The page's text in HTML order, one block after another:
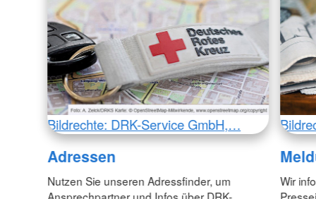
Bildrechte: DRK-Service GmbH,…
Adressen
Nutzen Sie unseren Adressfinder, um
Wir